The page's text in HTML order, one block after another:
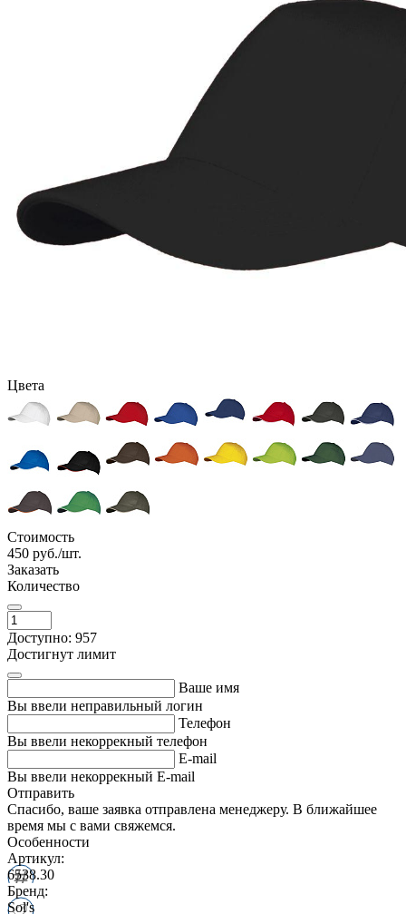
Цвета
Стоимость
450 руб./шт.
Заказать
Количество
Доступно: 957
Достигнут лимит
Ваше имя
Вы ввели неправильный логин
Телефон
Вы ввели некоррекный телефон
E-mail
Вы ввели некоррекный E-mail
Отправить
Спасибо, ваше заявка отправлена менеджеру. В ближайшее
время мы с вами свяжемся.
Особенности
Артикул:
6538.30
Бренд:
Sol's